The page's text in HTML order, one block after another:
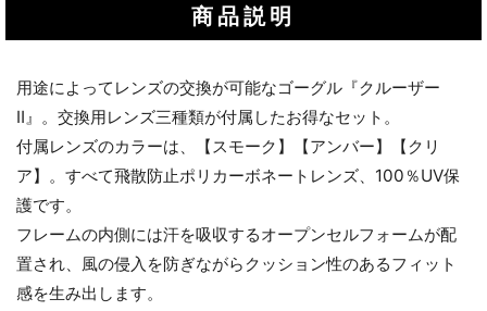
商品説明
用途によってレンズの交換が可能なゴーグル『クルーザー
Ⅱ』。交換用レンズ三種類が付属したお得なセット。
付属レンズのカラーは、【スモーク】【アンバー】【クリ
ア】。すべて飛散防止ポリカーボネートレンズ、100％UV保
護です。
フレームの内側には汗を吸収するオープンセルフォームが配
置され、風の侵入を防ぎながらクッション性のあるフィット
感を生み出します。